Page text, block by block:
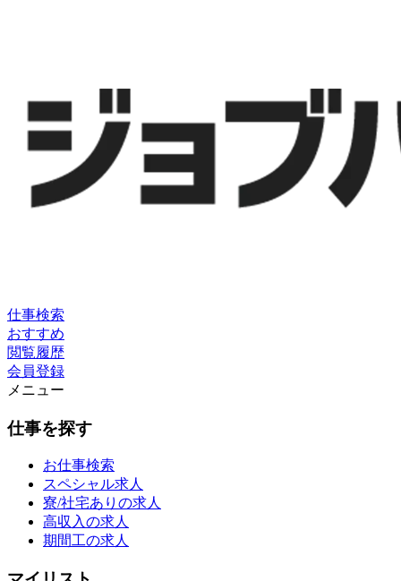
仕事検索
おすすめ
閲覧履歴
会員登録
メニュー
仕事を探す
お仕事検索
スペシャル求人
寮/社宅ありの求人
高収入の求人
期間工の求人